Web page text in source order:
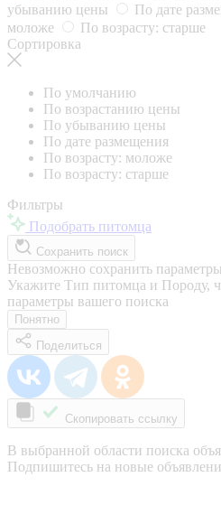
убыванию цены
По дате
моложе
По возрасту: старше
Сортировка
По умолчанию
По возрастанию цены
По убыванию цены
По дате размещения
По возрасту: моложе
По возрасту: старше
Фильтры
Подобрать питомца
Сохранить поиск
Невозможно сохранить
Укажите Тип питомца и Породу,
параметры вашего поиска
Понятно
Поделиться
Скопировать ссылку
В выбранной области поиска
Подпишитесь на новые